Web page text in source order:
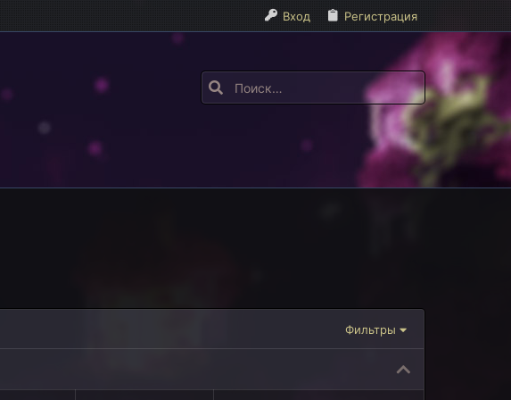
Вход Регистрация
Фильтры